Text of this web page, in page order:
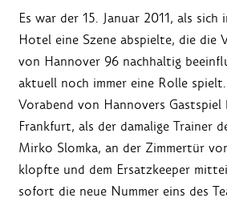
Es war der 15. Januar 2011, als
Hotel eine Szene abspielte, die die
von Hannover 96 nachhaltig
aktuell noch immer eine Rolle
Vorabend von Hannovers
Frankfurt, als der damalige Trainer
Mirko Slomka, an der Zimmertür
klopfte und dem Ersatzkeeper
sofort die neue Nummer eins des